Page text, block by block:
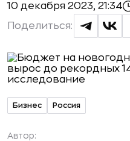
10 декабря 2023, 21:34
Поделиться:
Бизнес Россия
Автор: